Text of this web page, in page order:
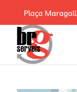
Plaça